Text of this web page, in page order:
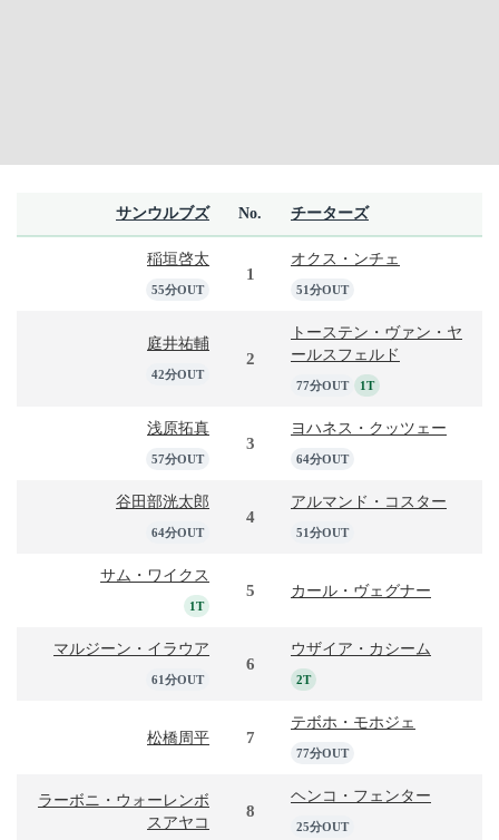
サンウルブズ No. チーターズ
稲垣啓太
55分OUT
1
オクス・ンチェ
51分OUT
庭井祐輔
42分OUT
2
トーステン・ヴァン・ヤ
ールスフェルド
77分OUT 1T
浅原拓真
57分OUT
3
ヨハネス・クッツェー
64分OUT
谷田部洸太郎
64分OUT
4
アルマンド・コスター
51分OUT
サム・ワイクス
1T
5 カール・ヴェグナー
マルジーン・イラウア
61分OUT
6
ウザイア・カシーム
2T
松橋周平 7
テボホ・モホジェ
77分OUT
ラーボニ・ウォーレンボ
スアヤコ
8
ヘンコ・フェンター
25分OUT